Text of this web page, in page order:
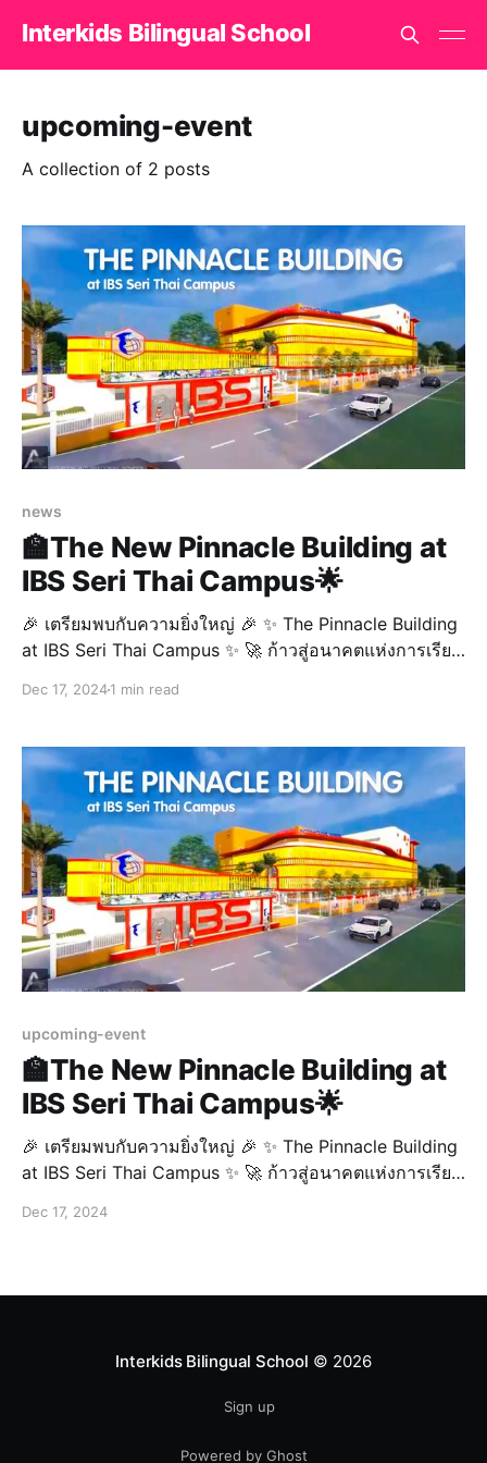
Interkids Bilingual School
upcoming-event
A collection of 2 posts
news
🏫The New Pinnacle Building at
IBS Seri Thai Campus🌟
🎉 เตรียมพบกับความยิ่งใหญ่ 🎉 ✨ The Pinnacle Building
at IBS Seri Thai Campus ✨ 🚀 ก้าวสู่อนาคตแห่งการเรียน
ศึกษาอย่างมีคุณภาพ 🏫📚 💡 พร้อมสิ่งอำนวยความสะดวก
คน 🌟 📍 มาร่วมสัมผัสประสบการณ์การเรียนรู้ที
Dec 17, 20241 min read
upcoming-event
🏫The New Pinnacle Building at
IBS Seri Thai Campus🌟
🎉 เตรียมพบกับความยิ่งใหญ่ 🎉 ✨ The Pinnacle Building
at IBS Seri Thai Campus ✨ 🚀 ก้าวสู่อนาคตแห่งการเรียน
ศึกษาอย่างมีคุณภาพ 🏫📚 💡 พร้อมสิ่งอำนวยความสะดวก
Dec 17, 2024
Interkids Bilingual School © 2026
Sign up
Powered by Ghost